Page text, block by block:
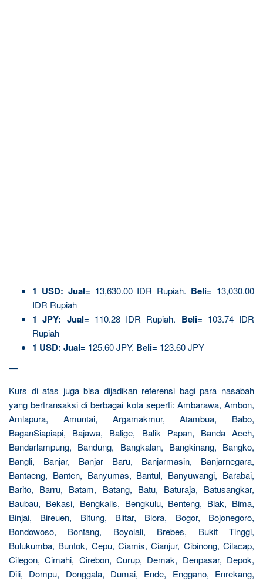
1 USD: Jual= 13,630.00 IDR Rupiah. Beli= 13,030.00
IDR Rupiah
1 JPY: Jual= 110.28 IDR Rupiah. Beli= 103.74 IDR
Rupiah
1 USD: Jual= 125.60 JPY. Beli= 123.60 JPY
—
Kurs di atas juga bisa dijadikan referensi bagi para nasabah
yang bertransaksi di berbagai kota seperti: Ambarawa, Ambon,
Amlapura, Amuntai, Argamakmur, Atambua, Babo,
BaganSiapiapi, Bajawa, Balige, Balik Papan, Banda Aceh,
Bandarlampung, Bandung, Bangkalan, Bangkinang, Bangko,
Bangli, Banjar, Banjar Baru, Banjarmasin, Banjarnegara,
Bantaeng, Banten, Banyumas, Bantul, Banyuwangi, Barabai,
Barito, Barru, Batam, Batang, Batu, Baturaja, Batusangkar,
Baubau, Bekasi, Bengkalis, Bengkulu, Benteng, Biak, Bima,
Binjai, Bireuen, Bitung, Blitar, Blora, Bogor, Bojonegoro,
Bondowoso, Bontang, Boyolali, Brebes, Bukit Tinggi,
Bulukumba, Buntok, Cepu, Ciamis, Cianjur, Cibinong, Cilacap,
Cilegon, Cimahi, Cirebon, Curup, Demak, Denpasar, Depok,
Dili, Dompu, Donggala, Dumai, Ende, Enggano, Enrekang,